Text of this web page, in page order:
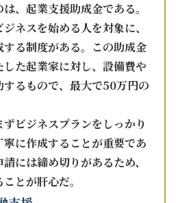
、起業支援助成金である。
ネスを始める人を対象に、
る制度がある。この助成金
た起業家に対し、設備費や
るもので、最大で50万円の
ビジネスプランをしっかり
に作成することが重要であ
には締め切りがあるため、
とが肝心だ。